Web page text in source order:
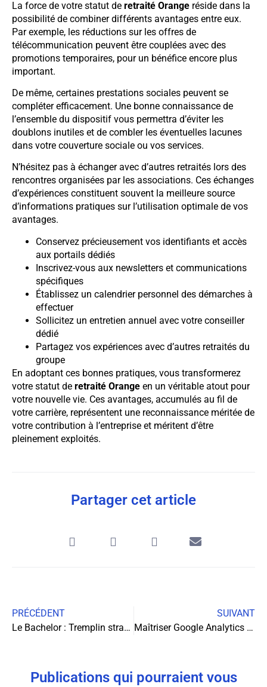
La force de votre statut de retraité Orange réside dans la
possibilité de combiner différents avantages entre eux.
Par exemple, les réductions sur les offres de
télécommunication peuvent être couplées avec des
promotions temporaires, pour un bénéfice encore plus
important.
De même, certaines prestations sociales peuvent se
compléter efficacement. Une bonne connaissance de
l’ensemble du dispositif vous permettra d’éviter les
doublons inutiles et de combler les éventuelles lacunes
dans votre couverture sociale ou vos services.
N’hésitez pas à échanger avec d’autres retraités lors des
rencontres organisées par les associations. Ces échanges
d’expériences constituent souvent la meilleure source
d’informations pratiques sur l’utilisation optimale de vos
avantages.
Conservez précieusement vos identifiants et accès
aux portails dédiés
Inscrivez-vous aux newsletters et communications
spécifiques
Établissez un calendrier personnel des démarches à
effectuer
Sollicitez un entretien annuel avec votre conseiller
dédié
Partagez vos expériences avec d’autres retraités du
groupe
En adoptant ces bonnes pratiques, vous transformerez
votre statut de retraité Orange en un véritable atout pour
votre nouvelle vie. Ces avantages, accumulés au fil de
votre carrière, représentent une reconnaissance méritée de
votre contribution à l’entreprise et méritent d’être
pleinement exploités.
Partager cet article
PRÉCÉDENT
Le Bachelor : Tremplin stratégique vers le Mastère spécialisé
SUIVANT
Maîtriser Google Analytics 4 : Guide complet pour transformer vos données en décisions stratégiques
Publications qui pourraient vous